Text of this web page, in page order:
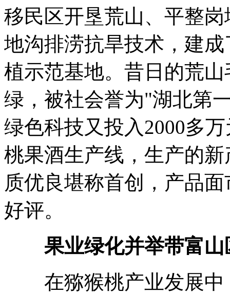
移民区开垦荒山、平整
地沟排涝抗旱技术，建
植示范基地。昔日的荒
绿，被社会誉为"湖北第
绿色科技又投入2000多
桃果酒生产线，生产的
质优良堪称首创，产品
好评。
果业绿化并举带富
在猕猴桃产业发展中